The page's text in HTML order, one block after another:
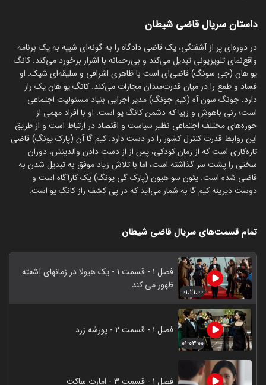
داستان سریال قاضی شیطان
در دوره‌ای پر از آشفتگی، یک قاضی دادگاه را به گونه‌ای شبیه به یک برنامه
واقع‌نمای تلویزیونی تبدیل می‌کند و بی‌رحمانه با اشرار برخورد می‌کند. کانگ
یو هان (جی سونگ) قاضی‌ای است با ظاهری اشرافی و سلیقه‌ای شیک. او
فساد و طمع را در میان قدرت‌مندان مجازات می‌کند. کانگ یو هان یک راز
دارد. جونگ سون آه (کیم جونگ) مدیر اجرایی بنیاد مسئولیت اجتماعی
است؛ زنی باهوش و زیبا که دشمن کانگ یو است. او با افراد مهمی از
حوزه‌های مختلف اجتماعی نظیر سیاست و اقتصاد در ارتباط است و از طریق
این روابط قدرت کنترل کشور را در دست دارد. کیم گا آن (پارک یونگ) قاضی
تازه‌کاری است که از زمان کودکی، پس از از دست دادن والدینش، دوران
سختی را پشت سر گذاشته است، اما با تلاش زیاد موفق به تبدیل شدن به
قاضی شده است. یئون سو هیون (پارک گی یونگ) یک کارآگاه است و
دوست دیرینه کیم گا به شمار می‌آید که در پی کشف راز کانگ یو است.
تمام قسمت‌های سریال قاضی شیطان
۰۱:۲۱:۰۰
فصل ۱ - قسمت ۱ - یک هیولا در زمانهای آشفته
ظهور می کند
۰۱:۰۳:۰۰
فصل ۱ - قسمت ۲ - پورشه زرد
فصل ۱ - قسمت ۳ - امارت ساکت